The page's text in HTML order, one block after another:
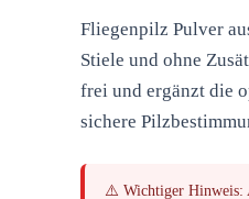
Fliegenpilz Pulver
Stiele und ohne
frei und ergänzt die
sichere
⚠️ Wichtiger Hinweis: